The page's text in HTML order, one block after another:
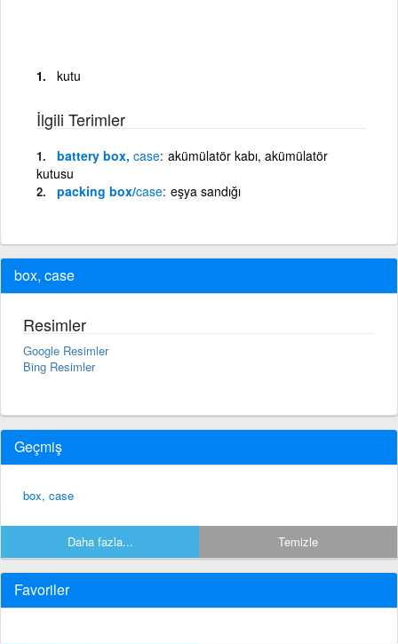
kutu
İlgili Terimler
battery box, case akümülatör kabı, akümülatör
kutusu
packing box/case eşya sandığı
box, case
Resimler
Google Resimler
Bing Resimler
Geçmiş
box, case
Daha fazla... Temizle
Favoriler